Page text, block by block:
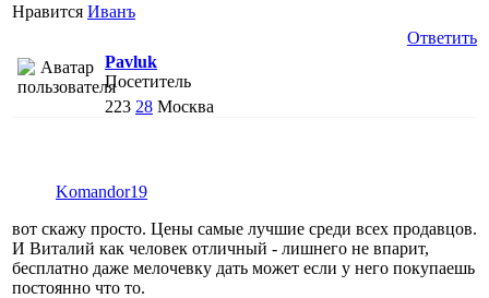
Нравится Иванъ
Ответить
Pavluk
Посетитель
223 28 Москва
Komandor19
вот скажу просто. Цены самые лучшие среди всех продавцов.
И Виталий как человек отличный - лишнего не впарит,
бесплатно даже мелочевку дать может если у него покупаешь
постоянно что то.